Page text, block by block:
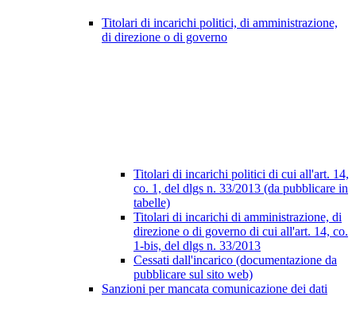
Titolari di incarichi politici, di amministrazione,
di direzione o di governo
Titolari di incarichi politici di cui all'art. 14,
co. 1, del dlgs n. 33/2013 (da pubblicare in
tabelle)
Titolari di incarichi di amministrazione, di
direzione o di governo di cui all'art. 14, co.
1-bis, del dlgs n. 33/2013
Cessati dall'incarico (documentazione da
pubblicare sul sito web)
Sanzioni per mancata comunicazione dei dati